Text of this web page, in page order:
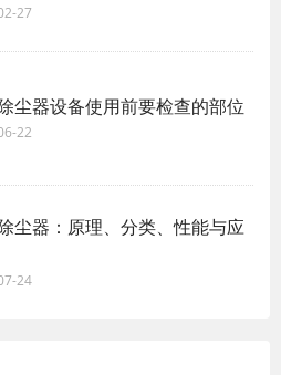
27
尘器设备使用前要检查的部位
22
尘器：原理、分类、性能与应
24